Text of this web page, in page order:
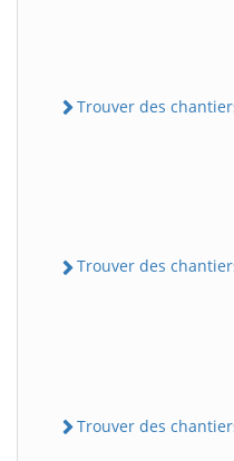
Trouver des
Trouver des chantiers
Trouver des